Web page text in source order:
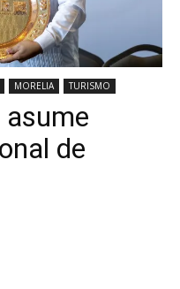
MORELIA TURISMO
de